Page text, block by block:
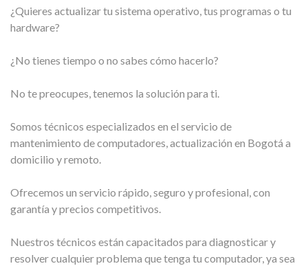
¿Quieres actualizar tu sistema operativo, tus programas o tu
hardware?
¿No tienes tiempo o no sabes cómo hacerlo?
No te preocupes, tenemos la solución para ti.
Somos técnicos especializados en el servicio de
mantenimiento de computadores, actualización en Bogotá a
domicilio y remoto.
Ofrecemos un servicio rápido, seguro y profesional, con
garantía y precios competitivos.
Nuestros técnicos están capacitados para diagnosticar y
resolver cualquier problema que tenga tu computador, ya sea